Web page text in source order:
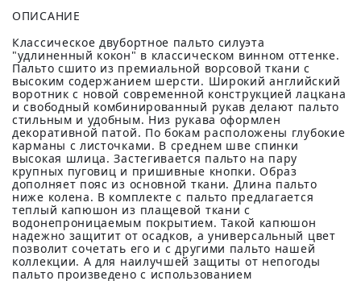
ОПИСАНИЕ
Классическое двубортное пальто силуэта
"удлиненный кокон" в классическом винном оттенке.
Пальто сшито из премиальной ворсовой ткани с
высоким содержанием шерсти. Широкий английский
воротник с новой современной конструкцией лацкана
и свободный комбинированный рукав делают пальто
стильным и удобным. Низ рукава оформлен
декоративной патой. По бокам расположены глубокие
карманы с листочками. В среднем шве спинки
высокая шлица. Застегивается пальто на пару
крупных пуговиц и пришивные кнопки. Образ
дополняет пояс из основной ткани. Длина пальто
ниже колена. В комплекте с пальто предлагается
теплый капюшон из плащевой ткани с
водонепроницаемым покрытием. Такой капюшон
надежно защитит от осадков, а универсальный цвет
позволит сочетать его и с другими пальто нашей
коллекции. А для наилучшей защиты от непогоды
пальто произведено с использованием